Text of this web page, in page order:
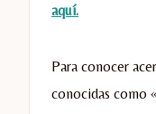
aquí.
Para conocer
conocidas como